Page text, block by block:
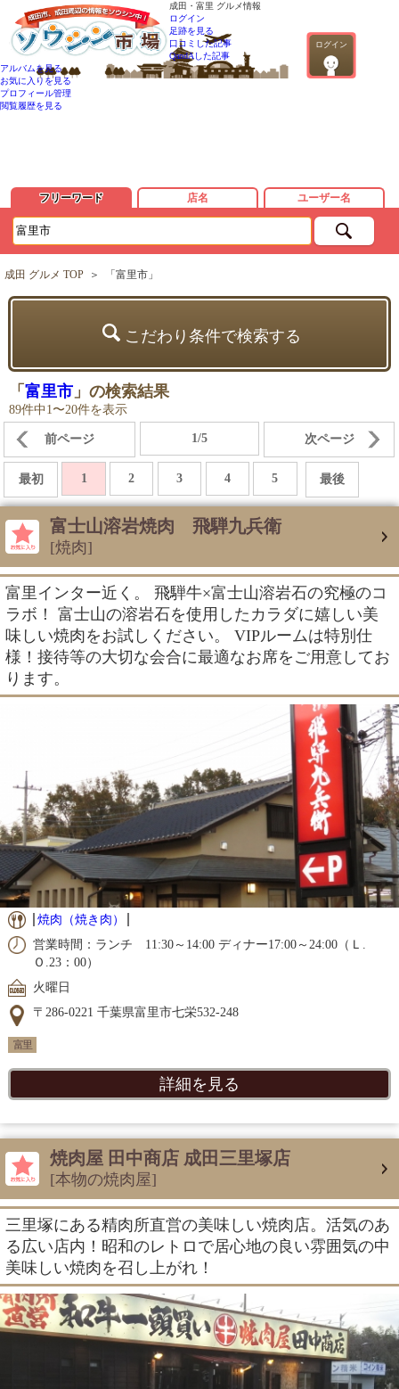
成田・富里 グルメ情報
ログイン
ログイン
足跡を見る
口コミした記事
QandAした記事
アルバムを見る
お気に入りを見る
プロフィール管理
閲覧履歴を見る
フリーワード 店名 ユーザー名
成田 グルメ TOP ＞ 「富里市」
こだわり条件で検索する
「 富里市 」の検索結果
89件中1〜20件を表示
前ページ 1/5 次ページ
最初 1 2 3 4 5 最後
富士山溶岩焼肉 飛騨九兵衛
[焼肉]
富里インター近く。 飛騨牛×富士山溶岩石の究極のコ
ラボ！ 富士山の溶岩石を使用したカラダに嬉しい美
味しい焼肉をお試しください。 VIPルームは特別仕
様！接待等の大切な会合に最適なお席をご用意してお
ります。
焼肉（焼き肉）
営業時間：ランチ 11:30～14:00 ディナー17:00～24:00（Ｌ.
Ｏ.23：00）
火曜日
〒286-0221 千葉県富里市七栄532-248
富里
詳細を見る
焼肉屋 田中商店 成田三里塚店
[本物の焼肉屋]
三里塚にある精肉所直営の美味しい焼肉店。活気のあ
る広い店内！昭和のレトロで居心地の良い雰囲気の中
美味しい焼肉を召し上がれ！